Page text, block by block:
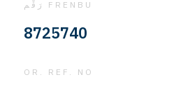
رَقْم FRENBU
8725740
OR. REF. NO